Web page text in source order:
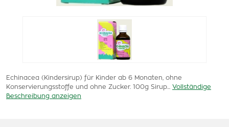
Echinacea (Kindersirup) für Kinder ab 6 Monaten, ohne
Konservierungsstoffe und ohne Zucker. 100g Sirup...
Vollständige
Beschreibung anzeigen